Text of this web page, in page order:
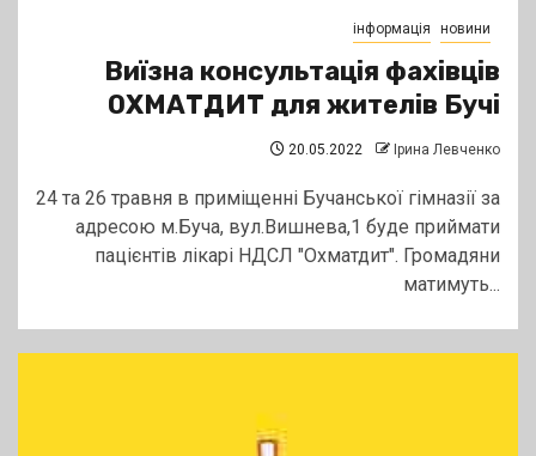
інформація новини
Виїзна консультація фахівців
ОХМАТДИТ для жителів Бучі
20.05.2022 Ірина Левченко
24 та 26 травня в приміщенні Бучанської гімназії за
адресою м.Буча, вул.Вишнева,1 буде приймати
пацієнтів лікарі НДСЛ "Охматдит". Громадяни
матимуть...